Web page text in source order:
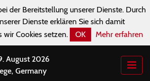
der Bereitstellung unserer Dienste. Durch
Dienste erklären Sie sich damit
wir Cookies setzen.
OK Mehr erfahren
August 2026
Germany